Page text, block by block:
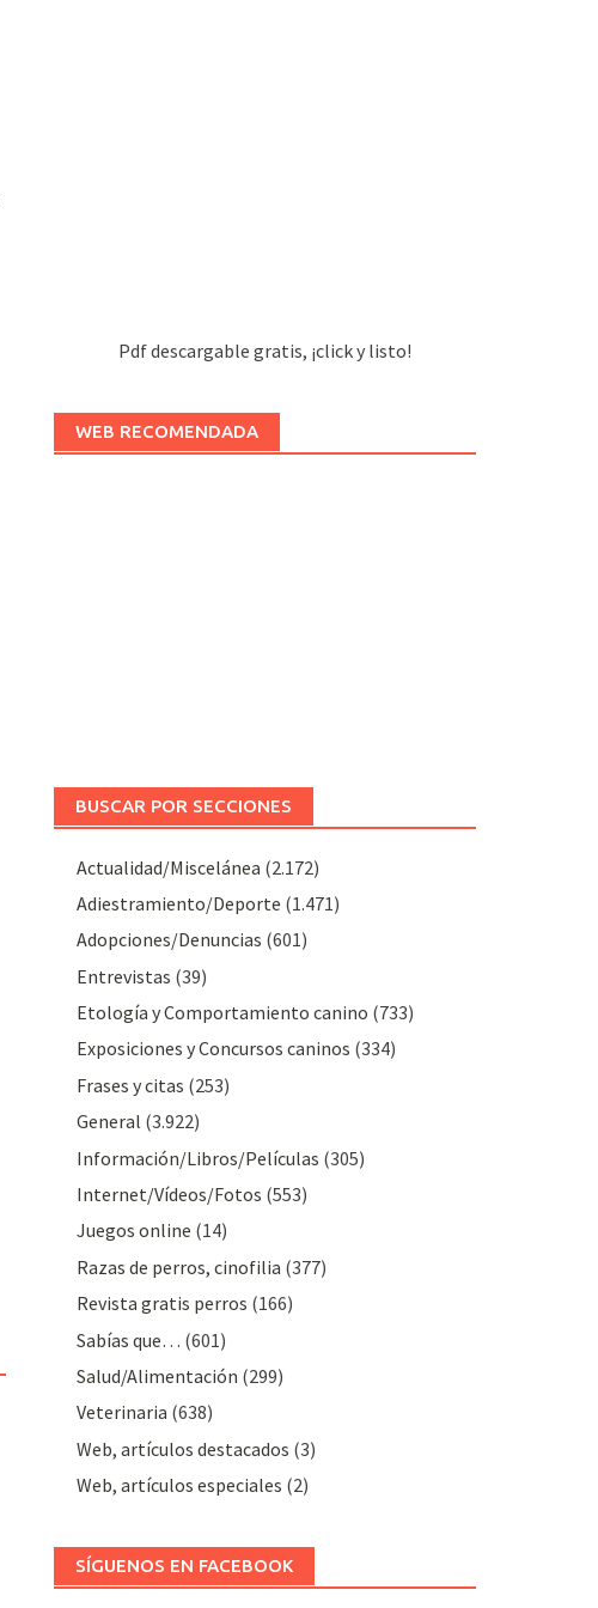
Pdf descargable gratis, ¡click y listo!
WEB RECOMENDADA
BUSCAR POR SECCIONES
Actualidad/Miscelánea (2.172)
Adiestramiento/Deporte (1.471)
Adopciones/Denuncias (601)
Entrevistas (39)
Etología y Comportamiento canino (733)
Exposiciones y Concursos caninos (334)
Frases y citas (253)
General (3.922)
Información/Libros/Películas (305)
Internet/Vídeos/Fotos (553)
Juegos online (14)
Razas de perros, cinofilia (377)
Revista gratis perros (166)
Sabías que… (601)
Salud/Alimentación (299)
Veterinaria (638)
Web, artículos destacados (3)
Web, artículos especiales (2)
SÍGUENOS EN FACEBOOK